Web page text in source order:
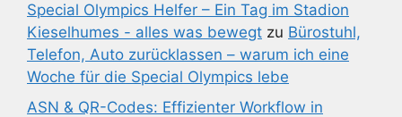
Special Olympics Helfer – Ein Tag im Stadion
Kieselhumes - alles was bewegt zu Bürostuhl,
Telefon, Auto zurücklassen – warum ich eine
Woche für die Special Olympics lebe
ASN & QR-Codes: Effizienter Workflow in